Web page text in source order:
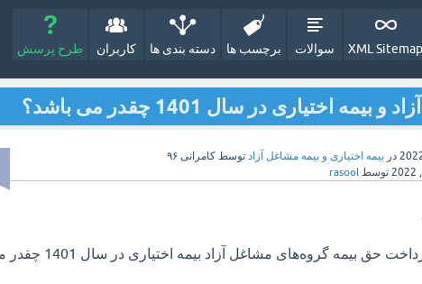
XML Sitemap سوالات برچسب ها دسته بندی ها کاربران طرح پرسش
اختیاری در سال 1401 چقدر می باشد؟
در بیمه اختیاری و بیمه مشاغل آزاد توسط کامرانی ۹۶
توسط rasool
شرایط و مبلغ پرداخت حق بیمه گروه‌های مشاغل آزاد بیمه